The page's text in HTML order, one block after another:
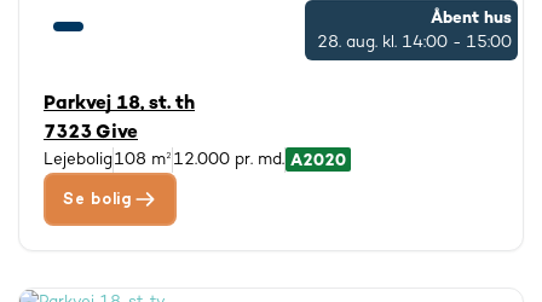
Åbent hus
28. aug. kl. 14:00 - 15:00
Parkvej 18, st. th
7323 Give
Lejebolig108 m² 12.000 pr. md.
Se bolig